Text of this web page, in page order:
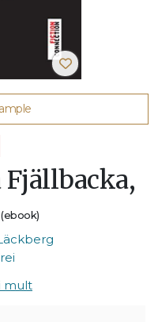
Fjällbacka,
(ebook)
mult